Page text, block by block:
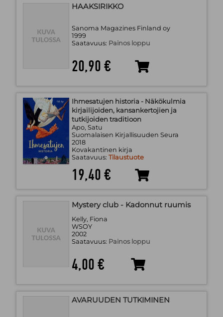
HAAKSIRIKKO
Sanoma Magazines Finland oy
1999
Saatavuus: Painos loppu
20,90 €
Ihmesatujen historia - Näkökulmia
kirjailijoiden, kansankertojien ja
tutkijoiden traditioon
Apo, Satu
Suomalaisen Kirjallisuuden Seura
2018
Kovakantinen kirja
Saatavuus: Tilaustuote
19,40 €
Mystery club - Kadonnut ruumis
Kelly, Fiona
WSOY
2002
Saatavuus: Painos loppu
4,00 €
AVARUUDEN TUTKIMINEN